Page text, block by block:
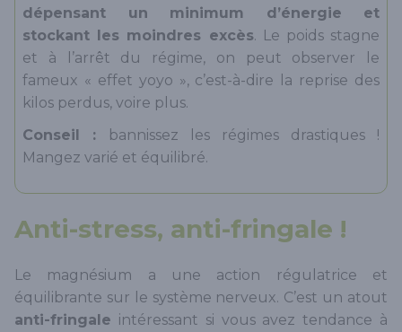
dépensant un minimum d’énergie et
stockant les moindres excès. Le poids stagne
et à l’arrêt du régime, on peut observer le
fameux « effet yoyo », c’est-à-dire la reprise des
kilos perdus, voire plus.
Conseil :
bannissez les régimes drastiques !
Mangez varié et équilibré.
Anti-stress, anti-fringale !
Le magnésium a une action régulatrice et
équilibrante sur le système nerveux. C’est un atout
anti-fringale intéressant si vous avez tendance à